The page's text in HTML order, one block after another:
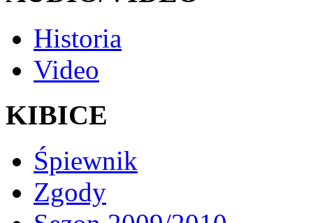
Historia
Video
KIBICE
Śpiewnik
Zgody